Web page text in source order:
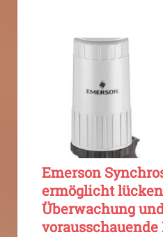
Emerson
ermöglicht
Überwachung